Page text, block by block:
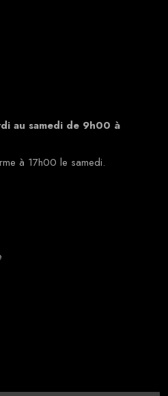
au samedi de 9h00 à
à 17h00 le samedi.